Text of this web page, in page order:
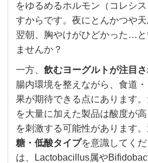
をゆるめるホルモン（コレシ
すからです。夜にとんかつや
翌朝、胸やけがひどかった…と
ませんか？
一方、飲むヨーグルトが注目
腸内環境を整えながら、食道
果が期待できる点にあります
を大量に加えた製品は酸度が
を刺激する可能性があります
糖・低酸タイプを意識してく
は、Lactobacillus属や